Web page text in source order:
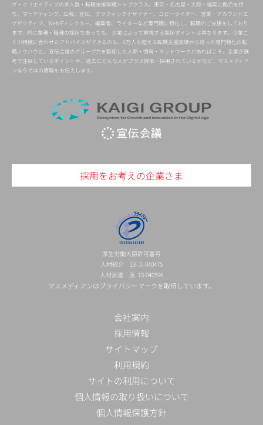
グ・クリエイティブの求人数・転職支援実績トップクラス。東京・名古屋・大阪・福岡に拠点を持
ち、マーケティング、広報、宣伝、グラフィックデザイナー、コピーライター、営業・アカウントエ
グゼクティブ、Webディレクター、編集者、ライターなど専門職に特化し、転職のご支援をしており
ます。同じ業種・職種の採用であっても、企業によって重視する採用ポイントは異なります。企業ご
との特徴に合わせたアドバイスができるのも、6万人を超える転職支援実績から培った専門特化の転
職ノウハウと、宣伝会議のグループ力を駆使した人脈・情報・ネットワークがあればこそ。企業が選
考で注目しているポイントや、過去にどんな人がプラス評価・採用されているかなど、マスメディア
ンならではの情報をお伝えします。
採用をお考えの企業さま
厚生労働大臣許可番号
人材紹介 13-ユ-040475
人材派遣 派 13-040596
マスメディアンはプライバシーマークを取得しています。
会社案内
採用情報
サイトマップ
利用規約
サイトの利用について
個人情報の取り扱いについて
個人情報保護方針